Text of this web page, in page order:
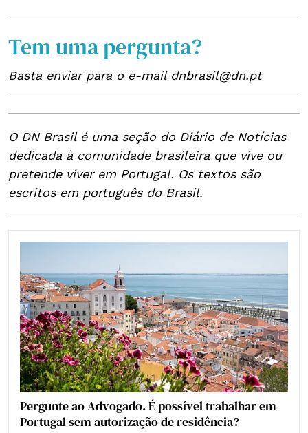
Tem uma pergunta?
Basta enviar para o e-mail dnbrasil@dn.pt
O DN Brasil é uma seção do Diário de Notícias
dedicada à comunidade brasileira que vive ou
pretende viver em Portugal. Os textos são
escritos em português do Brasil.
Pergunte ao Advogado. É possível trabalhar em
Portugal sem autorização de residência?